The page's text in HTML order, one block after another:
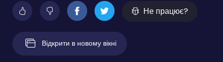
Не працює?
Відкрити в новому вікні